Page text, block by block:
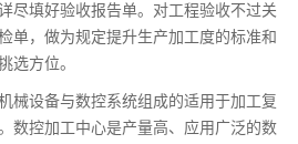
尽填好验收报告单。对工程验收不过关
单，做为规定提升生产加工度的标准和
选方位。
械设备与数控系统组成的适用于加工复
数控加工中心是产量高、应用广泛的数